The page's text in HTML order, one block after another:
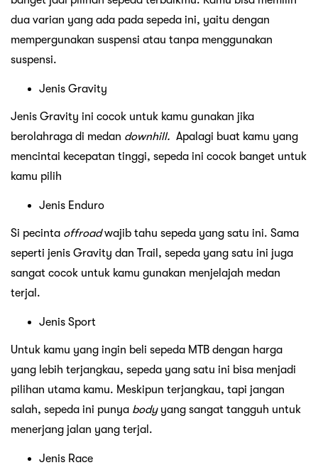
dua varian yang ada pada sepeda ini, yaitu dengan
mempergunakan suspensi atau tanpa menggunakan
suspensi.
Jenis Gravity
Jenis Gravity ini cocok untuk kamu gunakan jika
berolahraga di medan downhill. Apalagi buat kamu yang
mencintai kecepatan tinggi, sepeda ini cocok banget untuk
kamu pilih
Jenis Enduro
Si pecinta offroadwajib tahu sepeda yang satu ini. Sama
seperti jenis Gravity dan Trail, sepeda yang satu ini juga
sangat cocok untuk kamu gunakan menjelajah medan
terjal.
Jenis Sport
Untuk kamu yang ingin beli sepeda MTB dengan harga
yang lebih terjangkau, sepeda yang satu ini bisa menjadi
pilihan utama kamu. Meskipun terjangkau, tapi jangan
salah, sepeda ini punya bodyyang sangat tangguh untuk
menerjang jalan yang terjal.
Jenis Race